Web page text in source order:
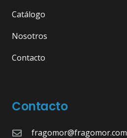
Catálogo
Nosotros
Contacto
Contacto
fragomor@fragomor.com